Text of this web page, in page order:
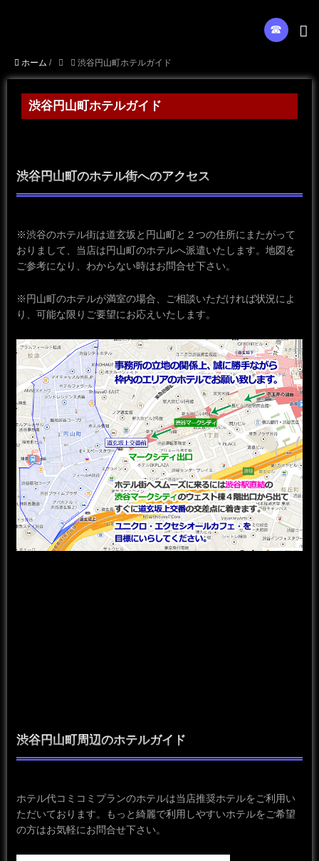
☎︎
ホーム / 渋谷円山町ホテルガイド
渋谷円山町ホテルガイド
渋谷円山町のホテル街へのアクセス
※渋谷のホテル街は道玄坂と円山町と２つの住所にまたがって
おりまして、当店は円山町のホテルへ派遣いたします。地図を
ご参考になり、わからない時はお問合せ下さい。
※円山町のホテルが満室の場合、ご相談いただければ状況によ
り、可能な限りご要望にお応えいたします。
渋谷円山町周辺のホテルガイド
ホテル代コミコミプランのホテルは当店推奨ホテルをご利用い
ただいております。もっと綺麗で利用しやすいホテルをご希望
の方はお気軽にお問合せ下さい。